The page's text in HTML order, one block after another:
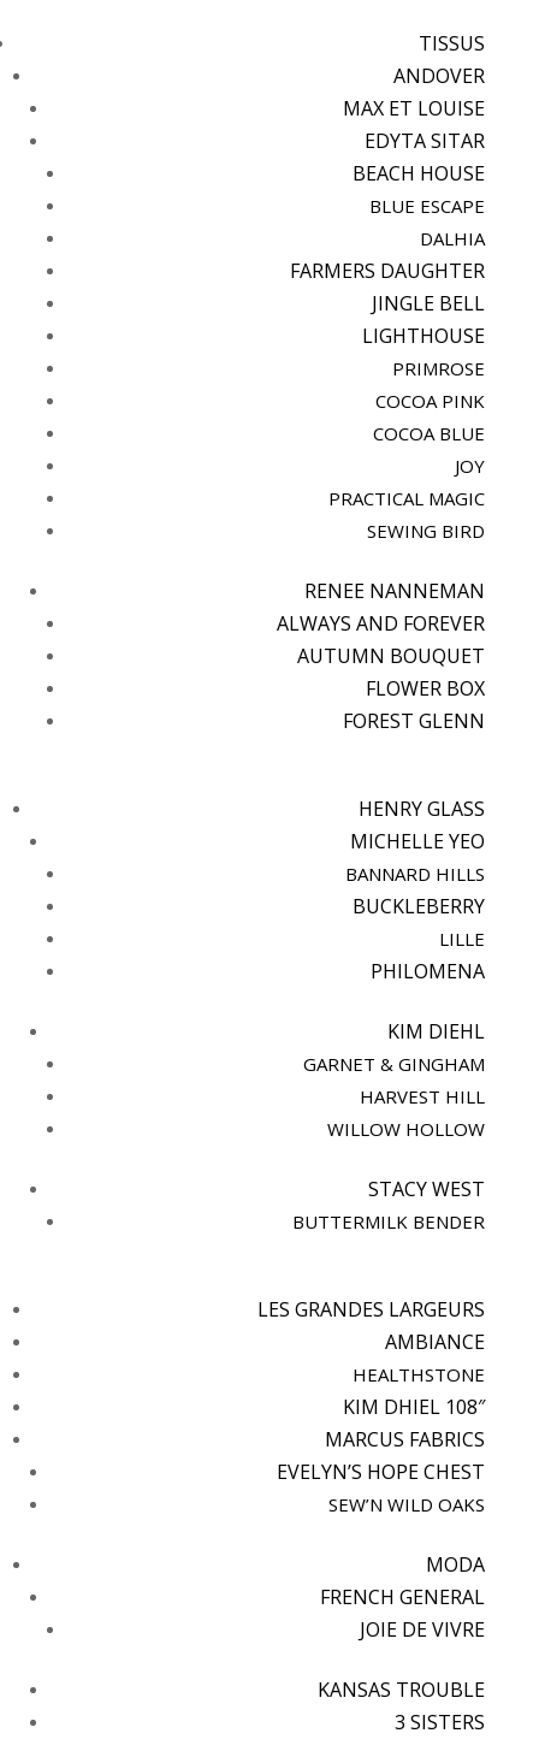
TISSUS
ANDOVER
MAX ET LOUISE
EDYTA SITAR
BEACH HOUSE
BLUE ESCAPE
DALHIA
FARMERS DAUGHTER
JINGLE BELL
LIGHTHOUSE
PRIMROSE
COCOA PINK
COCOA BLUE
JOY
PRACTICAL MAGIC
SEWING BIRD
RENEE NANNEMAN
ALWAYS AND FOREVER
AUTUMN BOUQUET
FLOWER BOX
FOREST GLENN
HENRY GLASS
MICHELLE YEO
BANNARD HILLS
BUCKLEBERRY
LILLE
PHILOMENA
KIM DIEHL
GARNET & GINGHAM
HARVEST HILL
WILLOW HOLLOW
STACY WEST
BUTTERMILK BENDER
LES GRANDES LARGEURS
AMBIANCE
HEALTHSTONE
KIM DHIEL 108″
MARCUS FABRICS
EVELYN’S HOPE CHEST
SEW’N WILD OAKS
MODA
FRENCH GENERAL
JOIE DE VIVRE
KANSAS TROUBLE
3 SISTERS